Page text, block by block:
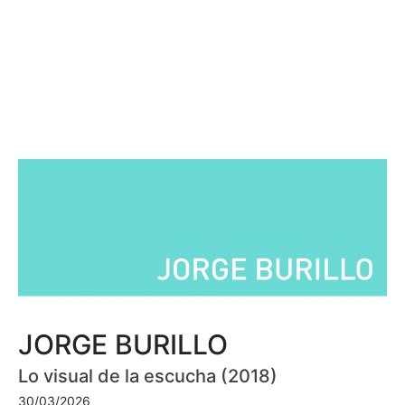
JORGE BURILLO
Lo visual de la escucha (2018)
30/03/2026